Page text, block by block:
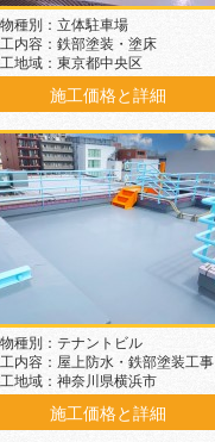
種別：立体駐車場
内容：鉄部塗装・塗床
地域：東京都中央区
施工価格と詳細
種別：テナントビル
内容：屋上防水・鉄部塗装工事
地域：神奈川県横浜市
施工価格と詳細